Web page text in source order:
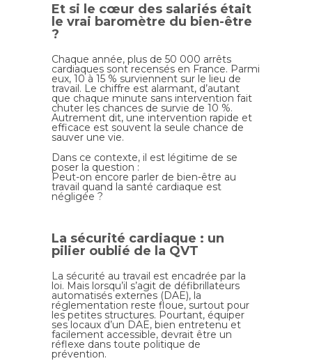
Et si le cœur des salariés était
le vrai baromètre du bien-être
?
Chaque année, plus de 50 000 arrêts
cardiaques sont recensés en France. Parmi
eux, 10 à 15 % surviennent sur le lieu de
travail. Le chiffre est alarmant, d’autant
que chaque minute sans intervention fait
chuter les chances de survie de 10 %.
Autrement dit, une intervention rapide et
efficace est souvent la seule chance de
sauver une vie.
Dans ce contexte, il est légitime de se
poser la question :
Peut-on encore parler de bien-être au
travail quand la santé cardiaque est
négligée ?
La sécurité cardiaque : un
pilier oublié de la QVT
La sécurité au travail est encadrée par la
loi. Mais lorsqu’il s’agit de défibrillateurs
automatisés externes (DAE), la
réglementation reste floue, surtout pour
les petites structures. Pourtant, équiper
ses locaux d’un DAE, bien entretenu et
facilement accessible, devrait être un
réflexe dans toute politique de
prévention.